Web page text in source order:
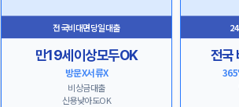
전국비대면당일대출
만19세이상모두OK
방문X서류X
비상금대출
신용낮아도OK
전국
365